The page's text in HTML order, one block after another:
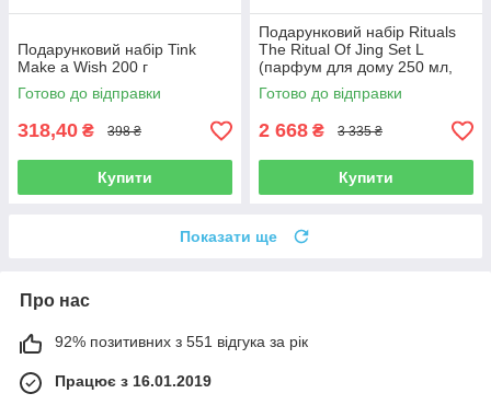
Подарунковий набір Tink
Make a Wish 200 г
Готово до відправки
318,40 ₴ 398 ₴
Купити
Подарунковий набір Rituals
The Ritual Of Jing Set L
(парфум для дому 250 мл,
спрей для білизни 250 мл,
свічка 140 г, аромадифузор
Готово до відправки
2 668 ₴ 3 335 ₴
Купити
Показати ще
Про нас
92% позитивних з 551 відгука за рік
Працює з 16.01.2019